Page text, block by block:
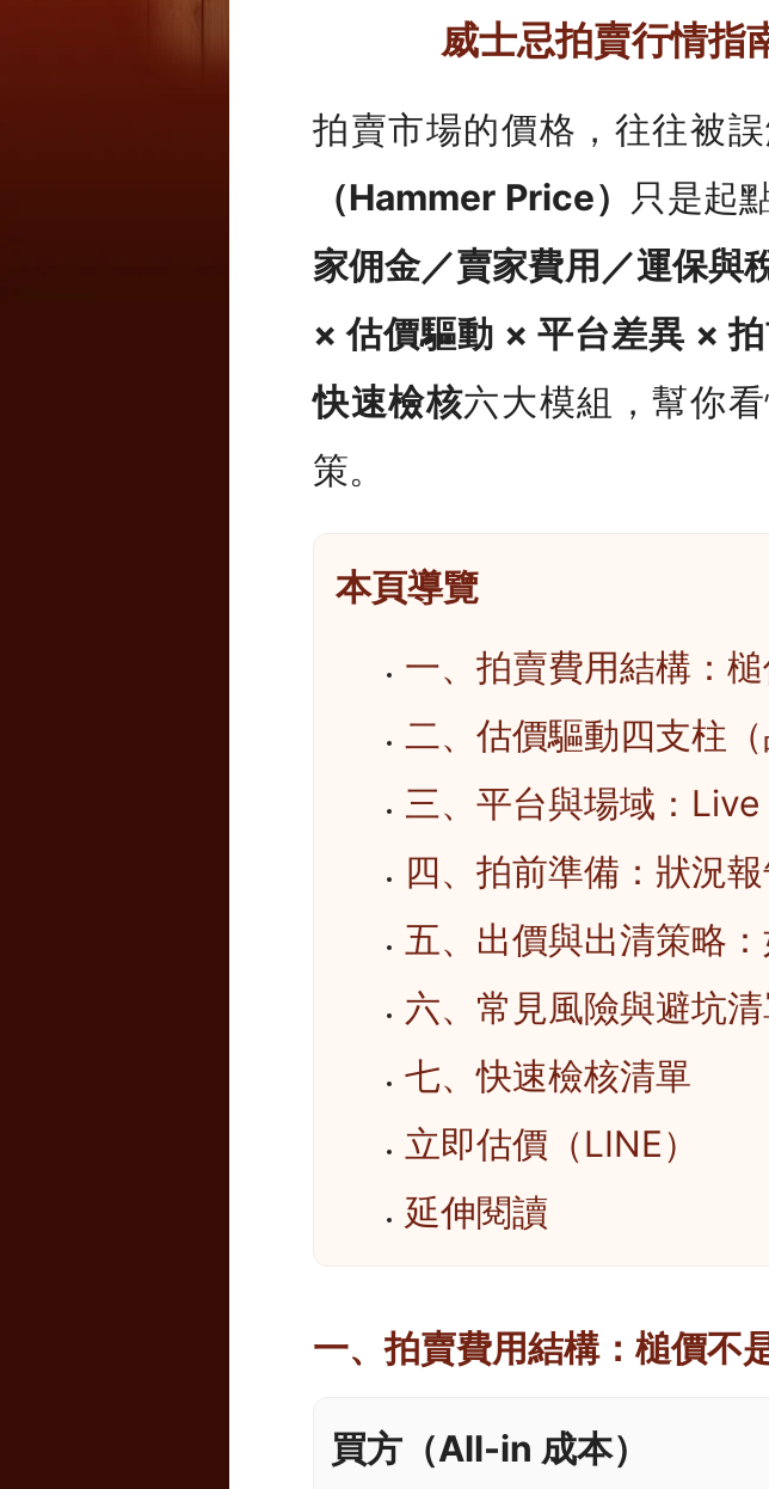
威士忌拍賣行情指
拍賣市場的價格，往往被
（Hammer Price） 只是起
家佣金／賣家費用／運保與
× 估價驅動 × 平台差異 ×
快速檢核六大模組，幫你
策。
本頁導覽
一、拍賣費用結構：
二、估價驅動四支柱
三、平台與場域：
四、拍前準備：狀況
五、出價與出清策略
六、常見風險與避坑
七、快速檢核清單
立即估價（LINE）
延伸閱讀
一、拍賣費用結構：槌價不
買方（All-in 成本）